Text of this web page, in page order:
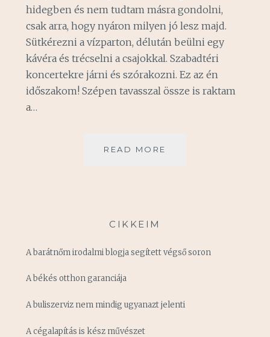
hidegben és nem tudtam másra gondolni,
csak arra, hogy nyáron milyen jó lesz majd.
Sütkérezni a vízparton, délután beülni egy
kávéra és trécselni a csajokkal. Szabadtéri
koncertekre járni és szórakozni. Ez az én
időszakom! Szépen tavasszal össze is raktam
a…
READ MORE
BOLDOGSÁG
CIKKEIM
A barátnőm irodalmi blogja segített végső soron
A békés otthon garanciája
A buliszerviz nem mindig ugyanazt jelenti
A cégalapítás is kész művészet